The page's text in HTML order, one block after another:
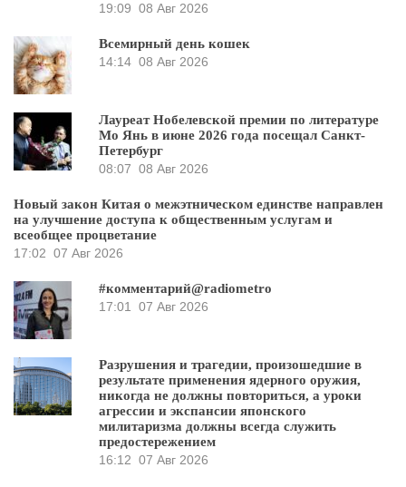
19:09 08 Авг 2026
Всемирный день кошек
14:14 08 Авг 2026
Лауреат Нобелевской премии по литературе
Мо Янь в июне 2026 года посещал Санкт-
Петербург
08:07 08 Авг 2026
Новый закон Китая о межэтническом единстве направлен
на улучшение доступа к общественным услугам и
всеобщее процветание
17:02 07 Авг 2026
#комментарий@radiometro
17:01
07 Авг 2026
Разрушения и трагедии, произошедшие в
результате применения ядерного оружия,
никогда не должны повториться, а уроки
агрессии и экспансии японского
милитаризма должны всегда служить
предостережением
16:12 07 Авг 2026